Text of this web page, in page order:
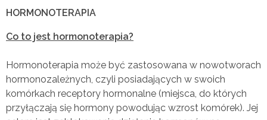
HORMONOTERAPIA
Co to jest hormonoterapia?
Hormonoterapia może być zastosowana w nowotworach
hormonozależnych, czyli posiadających w swoich
komórkach receptory hormonalne (miejsca, do których
przyłączają się hormony powodując wzrost komórek). Jej